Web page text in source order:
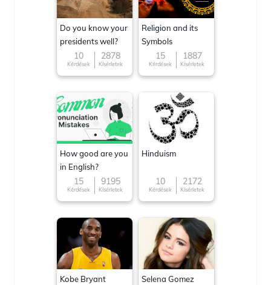
Do you know your
presidents well?
10
Kérdések
2878
Kísérletek
Religion and its
Symbols
15
Kérdések
1887
Kísérletek
How good are you
in English?
15
Kérdések
9195
Kísérletek
Hinduism
10
Kérdések
2172
Kísérletek
Kobe Bryant Selena Gomez